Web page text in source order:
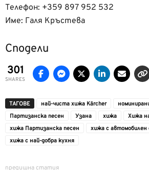
Телефон: +359 897 952 532
Име: Галя Кръстева
Сподели
301
SHARES
ТАГОВЕ най-чиста хижа Kärcher
Партизанска песен
Узана хижа
Хижа
хижа Партизанска песен
хижа с
хижа с най-добра кухня
предишна статия